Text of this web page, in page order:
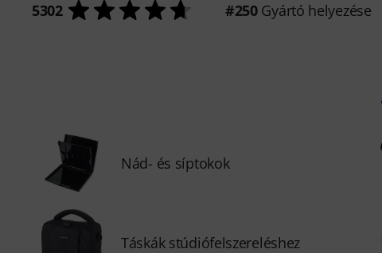
5302 #250Gyártó helyezése
Nád- és síptokok
Táskák stúdiófelszereléshez